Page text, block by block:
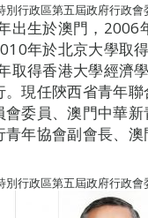
別行政區第五屆政府行政會
出生於澳門，2006
年於北京大學取
取得香港大學經濟
。現任陝西省青年
會委員、澳門中華
青年協會副會長、
別行政區第五屆政府行政會